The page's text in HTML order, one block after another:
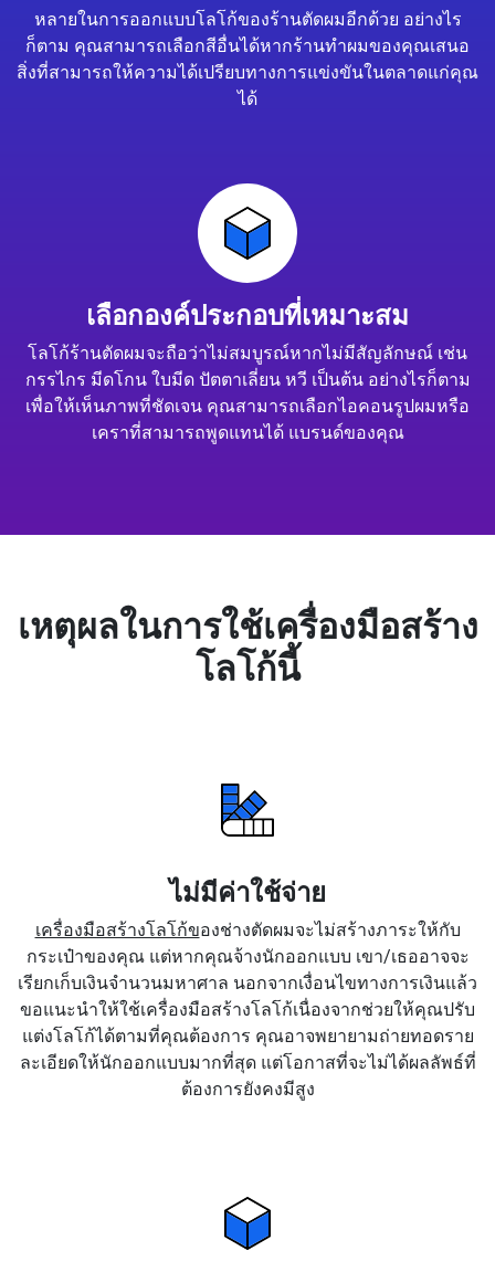
หลายในการออกแบบโลโก้ของร้านตัดผมอีกด้วย อย่างไร
ก็ตาม คุณสามารถเลือกสีอื่นได้หากร้านทำผมของคุณเสนอ
สิ่งที่สามารถให้ความได้เปรียบทางการแข่งขันในตลาดแก่คุณ
ได้
เลือกองค์ประกอบที่เหมาะสม
โลโก้ร้านตัดผมจะถือว่าไม่สมบูรณ์หากไม่มีสัญลักษณ์ เช่น
กรรไกร มีดโกน ใบมีด ปัตตาเลี่ยน หวี เป็นต้น อย่างไรก็ตาม
เพื่อให้เห็นภาพที่ชัดเจน คุณสามารถเลือกไอคอนรูปผมหรือ
เคราที่สามารถพูดแทนได้ แบรนด์ของคุณ
เหตุผลในการใช้เครื่องมือสร้าง
โลโก้นี้
ไม่มีค่าใช้จ่าย
เครื่องมือสร้างโลโก้ของช่างตัดผมจะไม่สร้างภาระให้กับ
กระเป๋าของคุณ แต่หากคุณจ้างนักออกแบบ เขา/เธออาจจะ
เรียกเก็บเงินจำนวนมหาศาล นอกจากเงื่อนไขทางการเงินแล้ว
ขอแนะนำให้ใช้เครื่องมือสร้างโลโก้เนื่องจากช่วยให้คุณปรับ
แต่งโลโก้ได้ตามที่คุณต้องการ คุณอาจพยายามถ่ายทอดราย
ละเอียดให้นักออกแบบมากที่สุด แต่โอกาสที่จะไม่ได้ผลลัพธ์ที่
ต้องการยังคงมีสูง